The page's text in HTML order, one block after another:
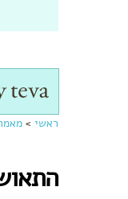
ראשי >